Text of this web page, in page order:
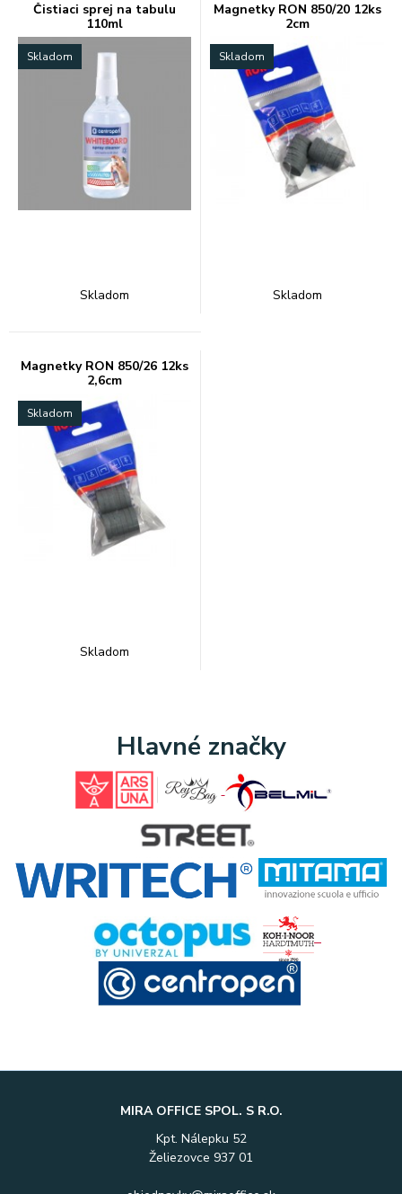
Čistiaci sprej na tabulu
110ml
Skladom
Skladom
Magnetky RON 850/20 12ks
2cm
Skladom
Skladom
Magnetky RON 850/26 12ks
2,6cm
Skladom
Skladom
Hlavné značky
MIRA OFFICE SPOL. S R.O.
Kpt. Nálepku 52
Želiezovce 937 01